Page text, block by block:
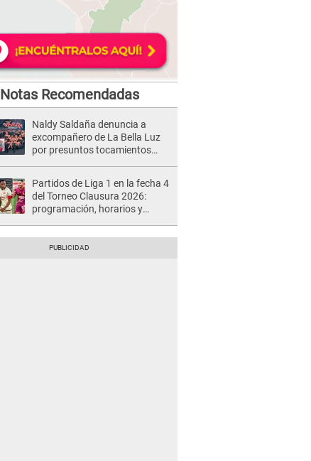
Notas Recomendadas
Naldy Saldaña denuncia a
excompañero de La Bella Luz
por presuntos tocamientos
Partidos de Liga 1 en la fecha 4
del Torneo Clausura 2026:
programación, horarios y